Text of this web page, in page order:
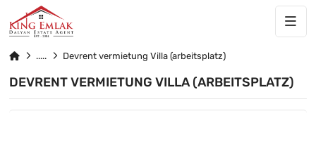
Devrent vermietung Villa (arbeitsplatz)
DEVRENT VERMIETUNG VILLA (ARBEITSPLATZ)